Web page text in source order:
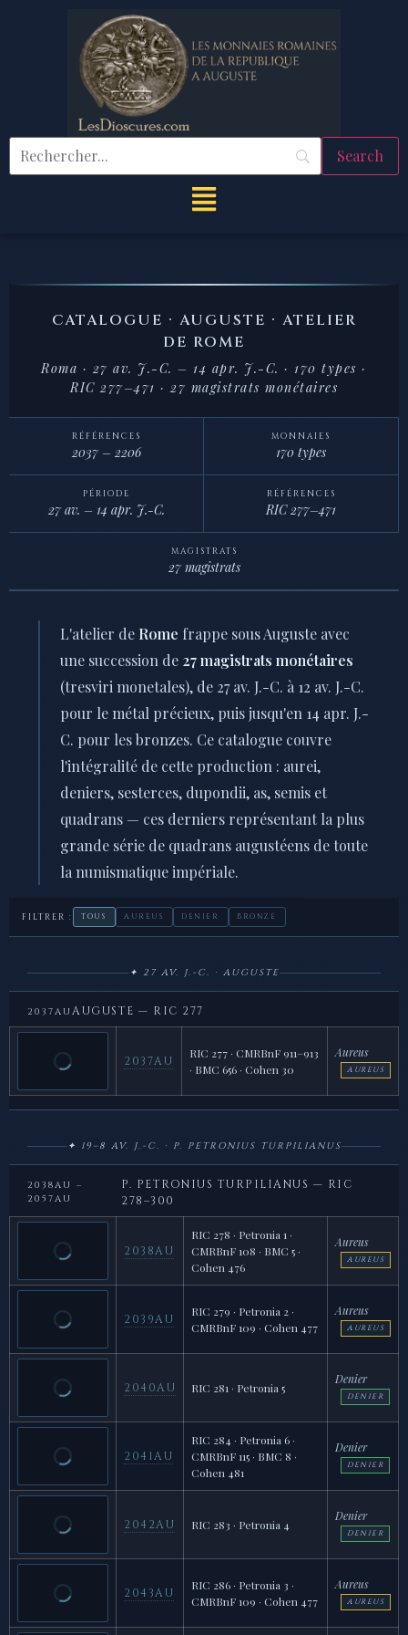
CATALOGUE · AUGUSTE · ATELIER
DE ROME
Roma · 27 av. J.-C. – 14 apr. J.-C. · 170 types ·
RIC 277–471 · 27 magistrats monétaires
RÉFÉRENCES
2037 – 2206
MONNAIES
170 types
PÉRIODE
27 av. – 14 apr. J.-C.
RÉFÉRENCES
RIC 277–471
MAGISTRATS
27 magistrats
L'atelier de Rome frappe sous Auguste avec
une succession de 27 magistrats monétaires
(tresviri monetales), de 27 av. J.-C. à 12 av. J.-C.
pour le métal précieux, puis jusqu'en 14 apr. J.-
C. pour les bronzes. Ce catalogue couvre
l'intégralité de cette production : aurei,
deniers, sesterces, dupondii, as, semis et
quadrans — ces derniers représentant la plus
grande série de quadrans augustéens de toute
la numismatique impériale.
FILTRER : TOUS AUREUS DENIER BRONZE
✦ 27 AV. J.-C. · AUGUSTE
2037AU AUGUSTE — RIC 277
2037AU
RIC 277 · CMRBnF 911–913
· BMC 656 · Cohen 30
Aureus
AUREUS
✦ 19–8 AV. J.-C. · P. PETRONIUS TURPILIANUS
2038AU –
2057AU
P. PETRONIUS TURPILIANUS — RIC
278–300
2038AU
RIC 278 · Petronia 1 ·
CMRBnF 108 · BMC 5 ·
Cohen 476
Aureus
AUREUS
2039AU
RIC 279 · Petronia 2 ·
CMRBnF 109 · Cohen 477
Aureus
AUREUS
2040AU RIC 281 · Petronia 5
Denier
DENIER
2041AU
RIC 284 · Petronia 6 ·
CMRBnF 115 · BMC 8 ·
Cohen 481
Denier
DENIER
2042AU RIC 283 · Petronia 4
Denier
DENIER
2043AU
RIC 286 · Petronia 3 ·
CMRBnF 109 · Cohen 477
Aureus
AUREUS